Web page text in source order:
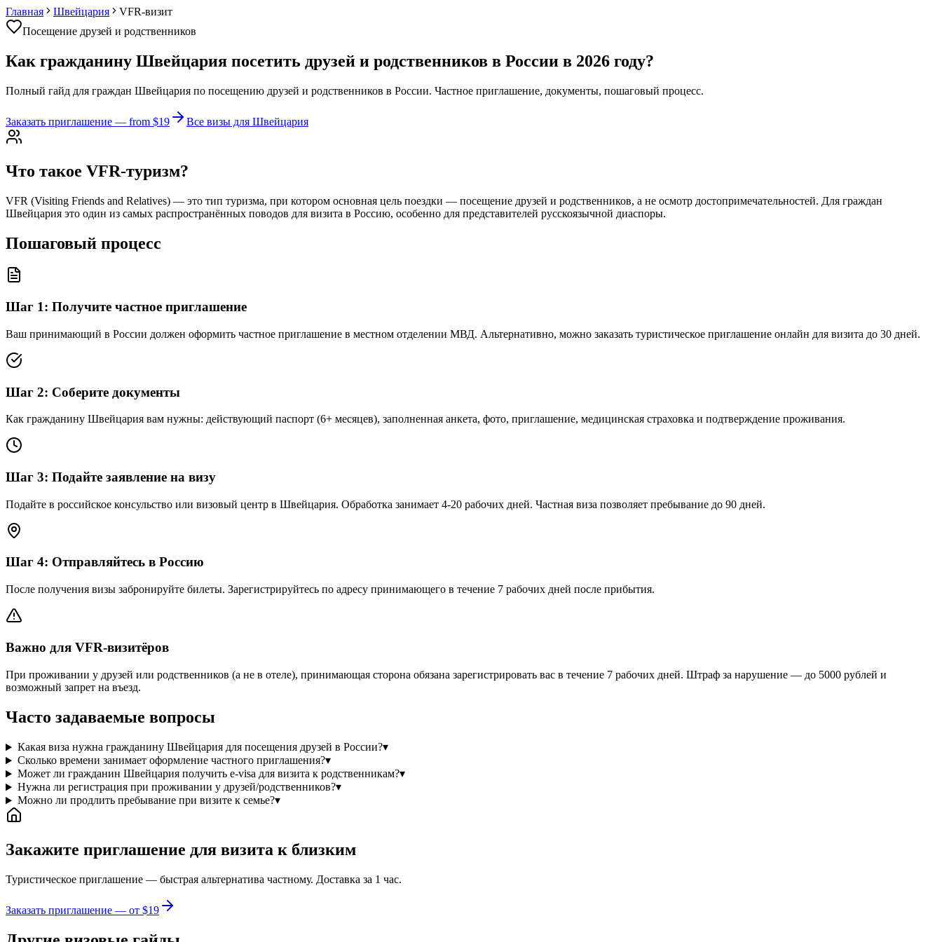
Главная Швейцария
VFR-визит
Посещение друзей и родственников
Как гражданину Швейцария посетить друзей и родственников в России в 2026 году?
Полный гайд для граждан Швейцария по посещению друзей и родственников в России. Частное приглашение, документы, пошаговый процесс.
Заказать приглашение — from $19 Все визы для Швейцария
Что такое VFR-туризм?
VFR (Visiting Friends and Relatives) — это тип туризма, при котором основная цель поездки — посещение друзей и родственников, а не осмотр достопримечательностей. Для граждан
Швейцария это один из самых распространённых поводов для визита в Россию, особенно для представителей русскоязычной диаспоры.
Пошаговый процесс
Шаг 1: Получите частное приглашение
Ваш принимающий в России должен оформить частное приглашение в местном отделении МВД. Альтернативно, можно заказать туристическое приглашение онлайн для визита до 30 дней.
Шаг 2: Соберите документы
Как гражданину Швейцария вам нужны: действующий паспорт (6+ месяцев), заполненная анкета, фото, приглашение, медицинская страховка и подтверждение проживания.
Шаг 3: Подайте заявление на визу
Подайте в российское консульство или визовый центр в Швейцария. Обработка занимает 4-20 рабочих дней. Частная виза позволяет пребывание до 90 дней.
Шаг 4: Отправляйтесь в Россию
После получения визы забронируйте билеты. Зарегистрируйтесь по адресу принимающего в течение 7 рабочих дней после прибытия.
Важно для VFR-визитёров
При проживании у друзей или родственников (а не в отеле), принимающая сторона обязана зарегистрировать вас в течение 7 рабочих дней. Штраф за нарушение — до 5000 рублей и
возможный запрет на въезд.
Часто задаваемые вопросы
Какая виза нужна гражданину Швейцария для посещения друзей в России?▾
Сколько времени занимает оформление частного приглашения?▾
Может ли гражданин Швейцария получить e-visa для визита к родственникам?▾
Нужна ли регистрация при проживании у друзей/родственников?▾
Можно ли продлить пребывание при визите к семье?▾
Закажите приглашение для визита к близким
Туристическое приглашение — быстрая альтернатива частному. Доставка за 1 час.
Заказать приглашение — от $19